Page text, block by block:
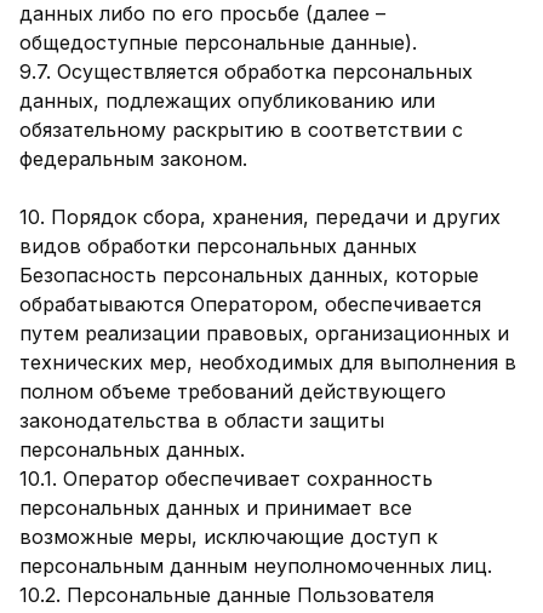
данных либо по его просьбе (далее –
общедоступные персональные данные).
9.7. Осуществляется обработка персональных
данных, подлежащих опубликованию или
обязательному раскрытию в соответствии с
федеральным законом.
10. Порядок сбора, хранения, передачи и других
видов обработки персональных данных
Безопасность персональных данных, которые
обрабатываются Оператором, обеспечивается
путем реализации правовых, организационных и
технических мер, необходимых для выполнения в
полном объеме требований действующего
законодательства в области защиты
персональных данных.
10.1. Оператор обеспечивает сохранность
персональных данных и принимает все
возможные меры, исключающие доступ к
персональным данным неуполномоченных лиц.
10.2. Персональные данные Пользователя